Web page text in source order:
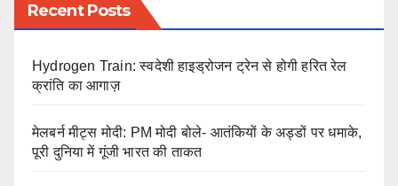
Recent Posts
Hydrogen Train: स्वदेशी हाइड्रोजन ट्रेन से होगी हरित रेल
क्रांति का आगाज़
मेलबर्न मीट्स मोदी: PM मोदी बोले- आतंकियों के अड्डों पर धमाके,
पूरी दुनिया में गूंजी भारत की ताकत